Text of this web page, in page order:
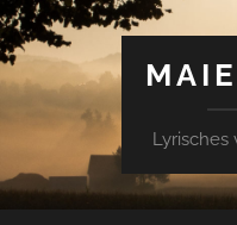
Lyrisches